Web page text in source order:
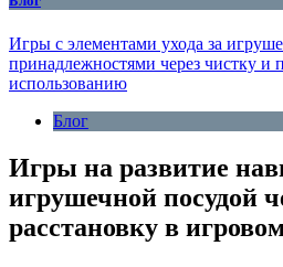
Игры с элементами ухода за
принадлежностями через чистку и
использованию
Блог
Игры на развитие
игрушечной посудой
расстановку в